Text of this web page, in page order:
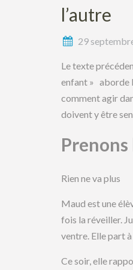
l’autre
29
Le texte
enfant » aborde
comment agir
doivent y être
Prenons
Rien ne va plus
Maud est une
fois la réveiller.
ventre. Elle part à
Ce soir, elle